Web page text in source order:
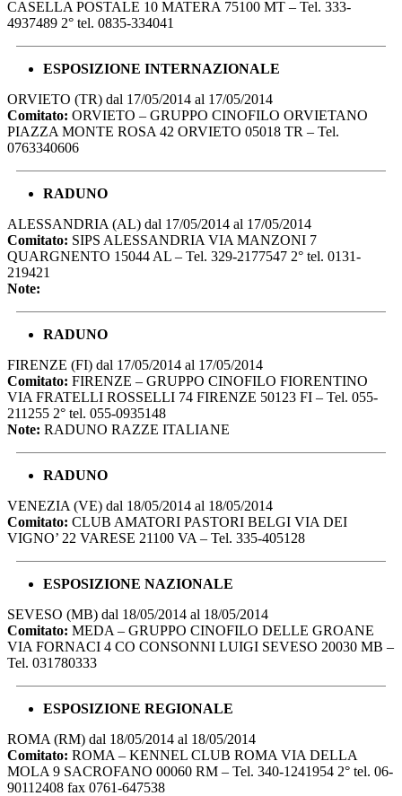
CASELLA POSTALE 10 MATERA 75100 MT – Tel. 333-
4937489 2° tel. 0835-334041
ESPOSIZIONE INTERNAZIONALE
ORVIETO (TR) dal 17/05/2014 al 17/05/2014
Comitato: ORVIETO – GRUPPO CINOFILO ORVIETANO
PIAZZA MONTE ROSA 42 ORVIETO 05018 TR – Tel.
0763340606
RADUNO
ALESSANDRIA (AL) dal 17/05/2014 al 17/05/2014
Comitato: SIPS ALESSANDRIA VIA MANZONI 7
QUARGNENTO 15044 AL – Tel. 329-2177547 2° tel. 0131-
219421
Note:
RADUNO
FIRENZE (FI) dal 17/05/2014 al 17/05/2014
Comitato: FIRENZE – GRUPPO CINOFILO FIORENTINO
VIA FRATELLI ROSSELLI 74 FIRENZE 50123 FI – Tel. 055-
211255 2° tel. 055-0935148
Note: RADUNO RAZZE ITALIANE
RADUNO
VENEZIA (VE) dal 18/05/2014 al 18/05/2014
Comitato: CLUB AMATORI PASTORI BELGI VIA DEI
VIGNO’ 22 VARESE 21100 VA – Tel. 335-405128
ESPOSIZIONE NAZIONALE
SEVESO (MB) dal 18/05/2014 al 18/05/2014
Comitato: MEDA – GRUPPO CINOFILO DELLE GROANE
VIA FORNACI 4 CO CONSONNI LUIGI SEVESO 20030 MB –
Tel. 031780333
ESPOSIZIONE REGIONALE
ROMA (RM) dal 18/05/2014 al 18/05/2014
Comitato: ROMA – KENNEL CLUB ROMA VIA DELLA
MOLA 9 SACROFANO 00060 RM – Tel. 340-1241954 2° tel. 06-
90112408 fax 0761-647538